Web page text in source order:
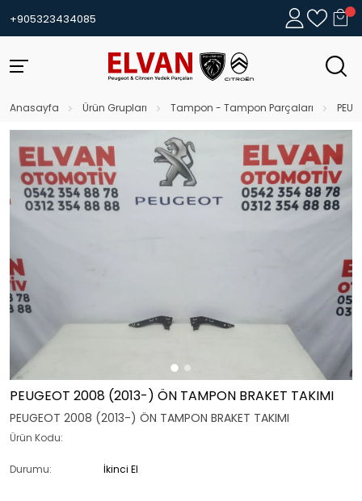
+905323434085
Anasayfa Ürün Grupları Tampon - Tampon Parçaları
PEUGEOT 2008 (2013-) ÖN TAMPON BRAKET TAKIMI
PEUGEOT 2008 (2013-) ÖN TAMPON BRAKET TAKIMI
Ürün Kodu:
Durumu: İkinci El